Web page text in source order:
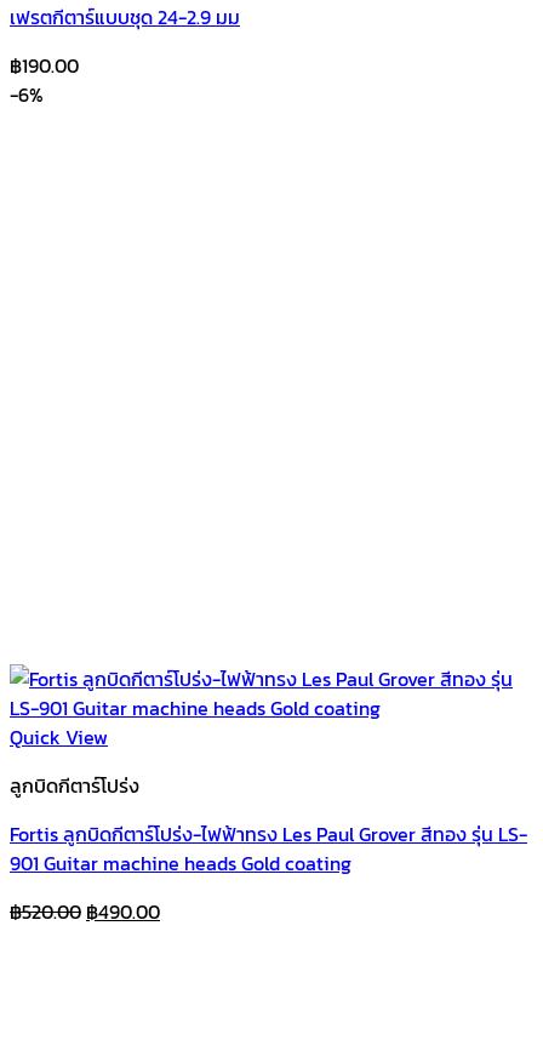
เฟรตกีตาร์แบบชุด 24-2.9 มม
฿190.00
-6%
Quick View
ลูกบิดกีตาร์โปร่ง
Fortis ลูกบิดกีตาร์โปร่ง-ไฟฟ้าทรง Les Paul Grover สีทอง รุ่น LS-
901 Guitar machine heads Gold coating
฿520.00 Original
฿490.00Current